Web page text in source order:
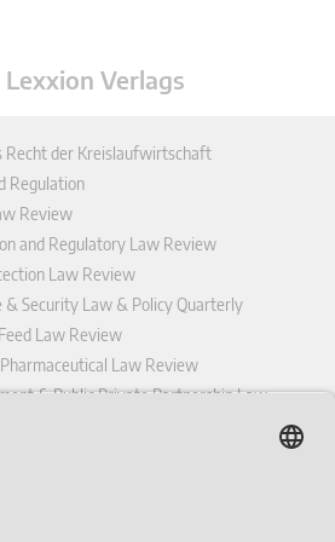
Verlags
Recht der Kreislaufwirtschaft
Regulation
Review
and Regulatory Law Review
Law Review
& Security Law & Policy Quarterly
Law Review
Law Review
& Public Private Partnership Law